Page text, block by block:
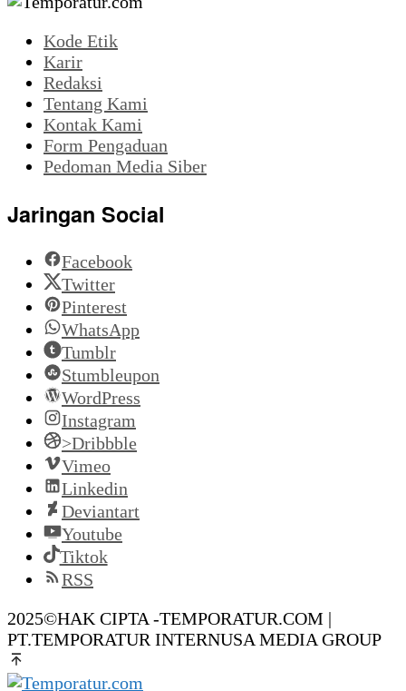
Kode Etik
Karir
Redaksi
Tentang Kami
Kontak Kami
Form Pengaduan
Pedoman Media Siber
Jaringan Social
Facebook
Twitter
Pinterest
WhatsApp
Tumblr
Stumbleupon
WordPress
Instagram
>Dribbble
Vimeo
Linkedin
Deviantart
Youtube
Tiktok
RSS
2025©HAK CIPTA -TEMPORATUR.COM |
PT.TEMPORATUR INTERNUSA MEDIA GROUP